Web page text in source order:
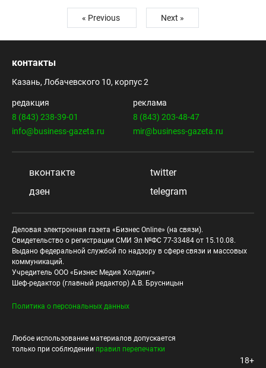
« Previous Next »
контакты
Казань, Лобачевского 10, корпус 2
редакция
8 (843) 238-39-01
info@business-gazeta.ru
реклама
8 (843) 203-48-47
mir@business-gazeta.ru
вконтакте
twitter
дзен
telegram
Деловая электронная газета «Бизнес Online» (на связи).
Свидетельство о регистрации СМИ Эл №ФС 77-33484 от 15.10.08.
Выдано федеральной службой по надзору в сфере связи и массовых
коммуникаций.
Учредитель ООО «Бизнес Медия Холдинг»
Шеф-редактор (главный редактор) А.В. Брусницын
Политика о персональных данных
Любое использование материалов допускается
только при соблюдении правил перепечатки
18+